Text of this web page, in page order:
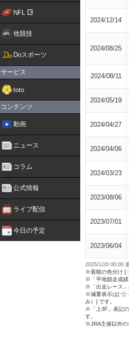
NFL
他競技
Doスポーツ
サービス
toto
コンテンツ
動画
ニュース
コラム
公式情報
ライブ配信
今日の予定
2024/12/14
2024/08/25
2024/08/11
2024/05/19
2024/04/27
2024/04/06
2024/03/23
2023/08/06
2023/07/01
2023/06/04
2025/1/20 00:00
※着順の色分け [
※「平地競走成績
※「出走レース」
※減量表示は[
み）] です。
※「上3F」表記
す。
※JRA主催以外の